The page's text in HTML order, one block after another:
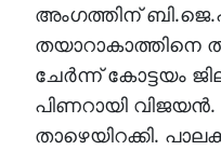
അംഗത്തിന്
തയാറാകാത്തിനെ
ചേര്‍ന്ന് കോട്ടയം
പിണറായി
താഴെയിറക്കി.